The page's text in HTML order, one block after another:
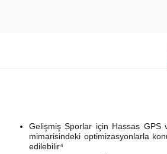
Gelişmiş Sporlar için Hassas GPS
mimarisindeki optimizasyonlarla
edilebilir⁴